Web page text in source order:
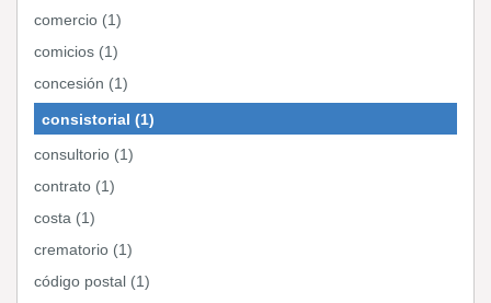
comercio (1)
comicios (1)
concesión (1)
consistorial (1)
consultorio (1)
contrato (1)
costa (1)
crematorio (1)
código postal (1)